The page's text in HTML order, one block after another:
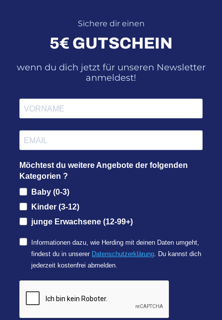
Sichere dir einen
5€ GUTSCHEIN
wenn du dich jetzt für unseren Newsletter
anmeldest!
Möchtest du weitere Angebote der folgenden
Kategorien ?
Baby (0-3)
Kinder (3-12)
junge Erwachsene (12-99+)
Informationen dazu, wie Herding mit deinen Daten umgeht,
findest du in unserer Datenschutzerklärung. Du kannst dich
jederzeit kostenfrei abmelden.